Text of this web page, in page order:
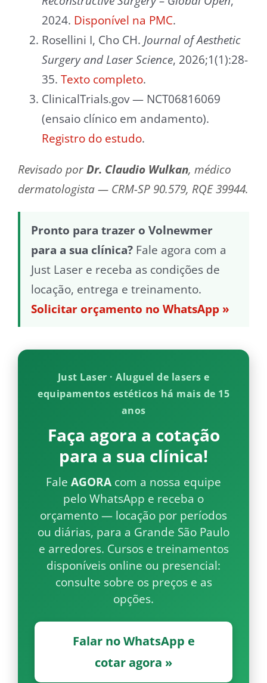
2024. Disponível na PMC.
Rosellini I, Cho CH. Journal of Aesthetic
Surgery and Laser Science, 2026;1(1):28-
35. Texto completo.
ClinicalTrials.gov — NCT06816069
(ensaio clínico em andamento).
Registro do estudo.
Revisado por Dr. Claudio Wulkan, médico
dermatologista — CRM-SP 90.579, RQE 39944.
Pronto para trazer o Volnewmer
para a sua clínica? Fale agora com a
Just Laser e receba as condições de
locação, entrega e treinamento.
Solicitar orçamento no WhatsApp »
Just Laser · Aluguel de lasers e
equipamentos estéticos há mais de 15
anos
Faça agora a cotação
para a sua clínica!
Fale AGORA com a nossa equipe
pelo WhatsApp e receba o
orçamento — locação por períodos
ou diárias, para a Grande São Paulo
e arredores. Cursos e treinamentos
disponíveis online ou presencial:
consulte sobre os preços e as
opções.
Falar no WhatsApp e
cotar agora »